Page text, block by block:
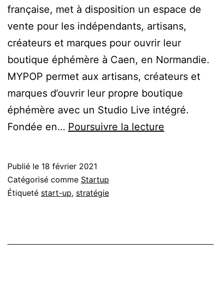
française, met à disposition un espace de
vente pour les indépendants, artisans,
créateurs et marques pour ouvrir leur
boutique éphémère à Caen, en Normandie.
MYPOP permet aux artisans, créateurs et
marques d’ouvrir leur propre boutique
éphémère avec un Studio Live intégré.
Fondée en… Poursuivre la lecture
Studio
Publié le 18 février 2021
Catégorisé comme Startup
Étiqueté start-up, stratégie